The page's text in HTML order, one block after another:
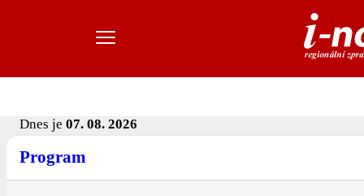
Dnes je 07. 08. 2026
Program